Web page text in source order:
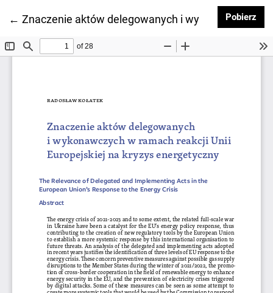
←Wróć do szczegółów artykułu
Znaczenie aktów delegowanych i wykonawczych
Pobierz